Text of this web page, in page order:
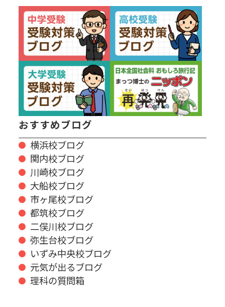
おすすめブログ
横浜校ブログ
関内校ブログ
川崎校ブログ
大船校ブログ
市ヶ尾校ブログ
都筑校ブログ
二俣川校ブログ
弥生台校ブログ
いずみ中央校ブログ
元気が出るブログ
理科の質問箱